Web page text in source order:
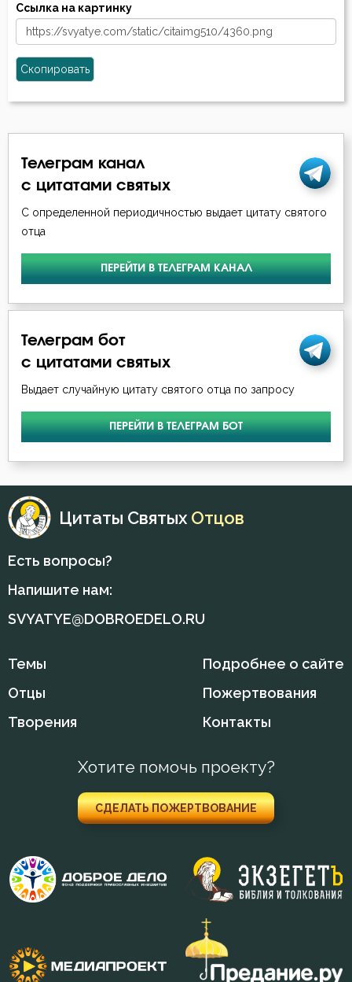
Ссылка на картинку
Скопировать
Телеграм канал
с цитатами святых
С определенной периодичностью выдает цитату святого
отца
ПЕРЕЙТИ В ТЕЛЕГРАМ КАНАЛ
Телеграм бот
с цитатами святых
Выдает случайную цитату святого отца по запросу
ПЕРЕЙТИ В ТЕЛЕГРАМ БОТ
Цитаты Святых Отцов
Есть вопросы?
Напишите нам:
SVYATYE@DOBROEDELO.RU
Темы
Отцы
Творения
Подробнее о сайте
Пожертвования
Контакты
Хотите помочь проекту?
СДЕЛАТЬ ПОЖЕРТВОВАНИЕ